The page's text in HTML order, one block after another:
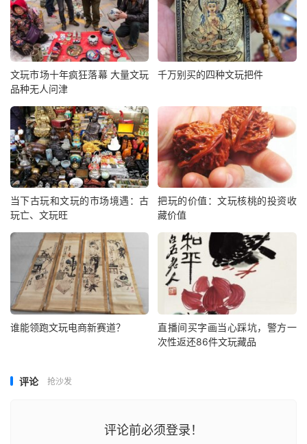
文玩市场十年疯狂落幕 大量文玩
品种无人问津
千万别买的四种文玩把件
当下古玩和文玩的市场境遇：古
玩亡、文玩旺
把玩的价值：文玩核桃的投资收
藏价值
谁能领跑文玩电商新赛道？
直播间买字画当心踩坑，警方一
次性返还86件文玩藏品
评论 抢沙发
评论前必须登录！